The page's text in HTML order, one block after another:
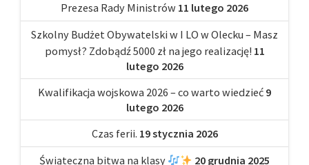
Prezesa Rady Ministrów 11 lutego 2026
Szkolny Budżet Obywatelski w I LO w Olecku – Masz
pomysł? Zdobądź 5000 zł na jego realizację! 11
lutego 2026
Kwalifikacja wojskowa 2026 – co warto wiedzieć 9
lutego 2026
Czas ferii. 19 stycznia 2026
Świąteczna bitwa na klasy
20 grudnia 2025